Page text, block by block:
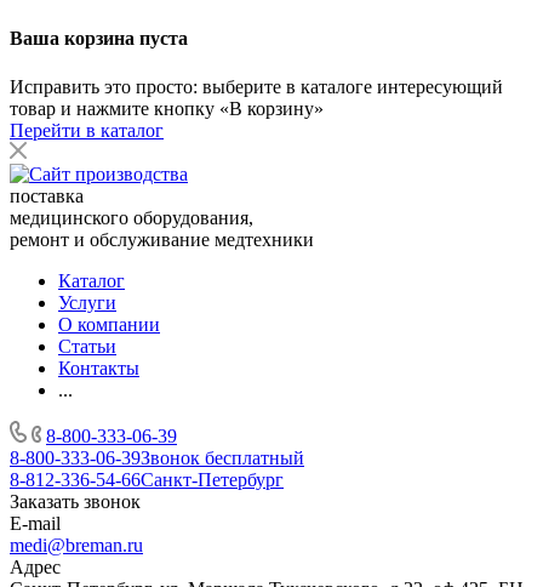
Ваша корзина пуста
Исправить это просто: выберите в каталоге интересующий
товар и нажмите кнопку «В корзину»
Перейти в каталог
поставка
медицинского оборудования,
ремонт и обслуживание медтехники
Каталог
Услуги
О компании
Статьи
Контакты
...
8-800-333-06-39
8-800-333-06-39Звонок бесплатный
8-812-336-54-66Санкт-Петербург
Заказать звонок
E-mail
medi@breman.ru
Адрес